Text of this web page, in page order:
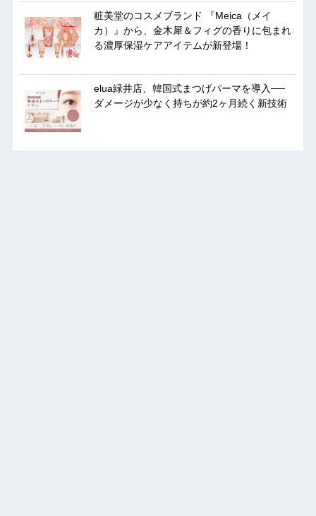
粧美堂のコスメブランド 『Meica（メイ
カ）』から、金木犀＆フィグの香りに包まれ
る濃厚保湿ケアアイテムが新登場！
elua緑井店、韓国式まつげパーマを導入──
ダメージが少なく持ちが約2ヶ月続く新技術